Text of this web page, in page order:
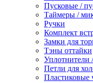
Пусковые /
Таймеры /
Ручки
Комплект
Замки для
Тэны оттайки
Уплотнители
Петли для
Пластиковые